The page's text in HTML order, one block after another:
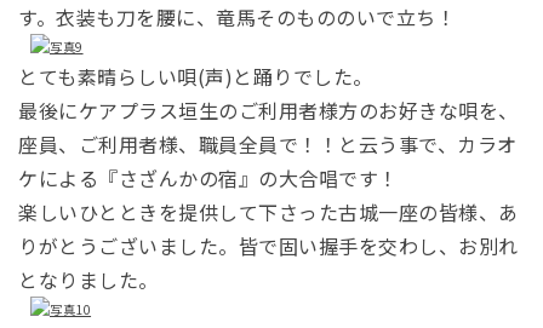
す。衣装も刀を腰に、竜馬そのもののいで立ち！
とても素晴らしい唄(声)と踊りでした。
最後にケアプラス垣生のご利用者様方のお好きな唄を、
座員、ご利用者様、職員全員で！！と云う事で、カラオ
ケによる『さざんかの宿』の大合唱です！
楽しいひとときを提供して下さった古城一座の皆様、あ
りがとうございました。皆で固い握手を交わし、お別れ
となりました。